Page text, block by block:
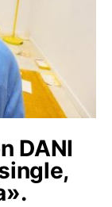
DANI